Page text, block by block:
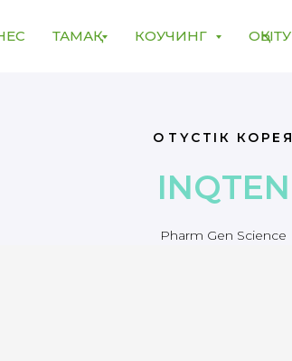
ТАМАҚ КОУЧИНГ ОҚЫТУ
ОҢТҮСТІК КОРЕЯ
INQTEN
Pharm Gen Science